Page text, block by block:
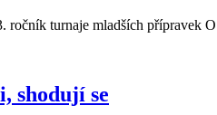
turnaje mladších přípravek
shodují se